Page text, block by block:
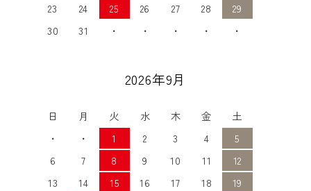
23
24 25 26 27 28
29
30
31 ・ ・ ・ ・ ・
2026年9月
日 月 火 水 木 金
土
・
・ 1 2 3 4
5
6
7 8 9 10 11
12
13
14 15 16 17 18
19